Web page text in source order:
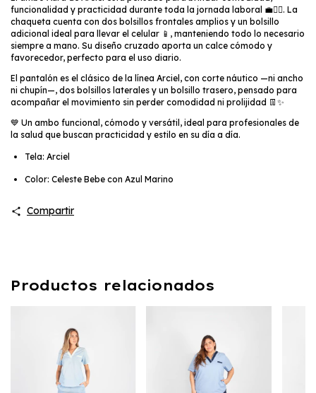
funcionalidad y practicidad durante toda la jornada laboral 💼👩‍⚕️. La
chaqueta cuenta con dos bolsillos frontales amplios y un bolsillo
adicional ideal para llevar el celular 📱, manteniendo todo lo necesario
siempre a mano. Su diseño cruzado aporta un calce cómodo y
favorecedor, perfecto para el uso diario.
El pantalón es el clásico de la línea Arciel, con corte náutico —ni ancho
ni chupín—, dos bolsillos laterales y un bolsillo trasero, pensado para
acompañar el movimiento sin perder comodidad ni prolijidad 👖✨
💙 Un ambo funcional, cómodo y versátil, ideal para profesionales de
la salud que buscan practicidad y estilo en su día a día.
Tela: Arciel
Color: Celeste Bebe con Azul Marino
Compartir
Productos relacionados